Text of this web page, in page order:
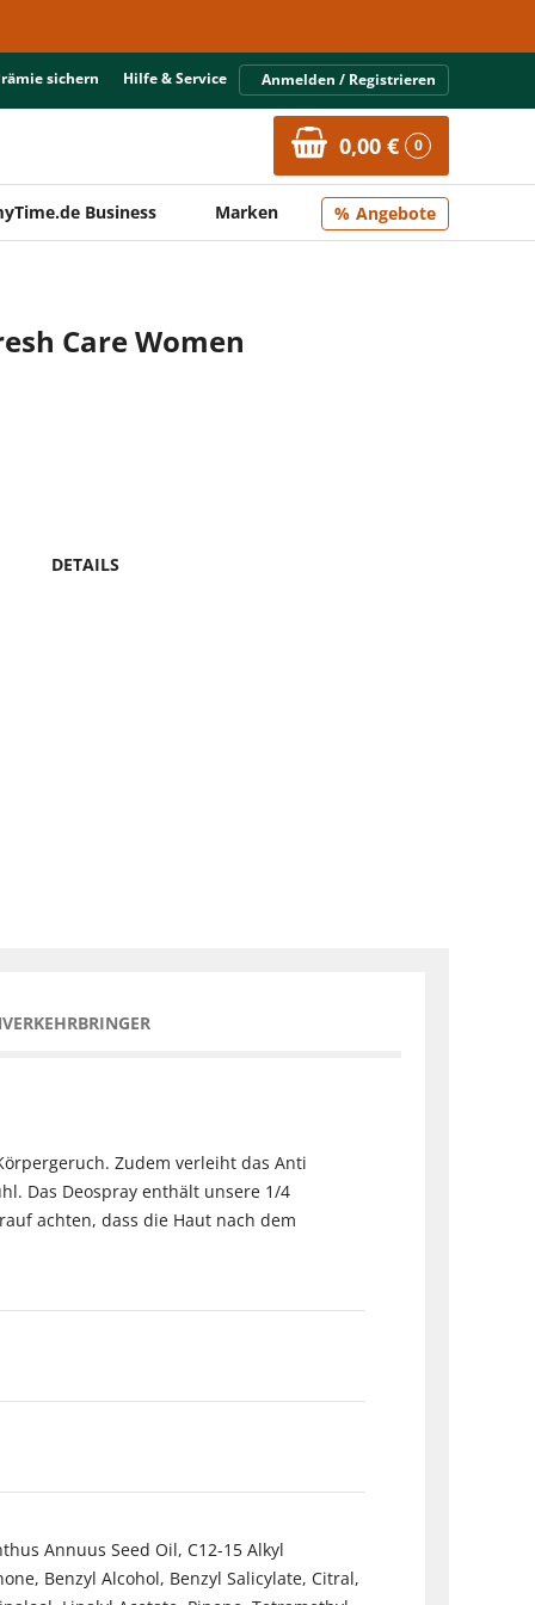
sichern Hilfe & Service Anmelden / Registrieren
0,00 € 0
Business Marken Angebote
Care Women
DETAILS
Zudem verleiht das Anti
Das Deospray enthält unsere 1/4
achten, dass die Haut nach dem
Annuus Seed Oil, C12-15 Alkyl
Benzyl Alcohol, Benzyl Salicylate, Citral,